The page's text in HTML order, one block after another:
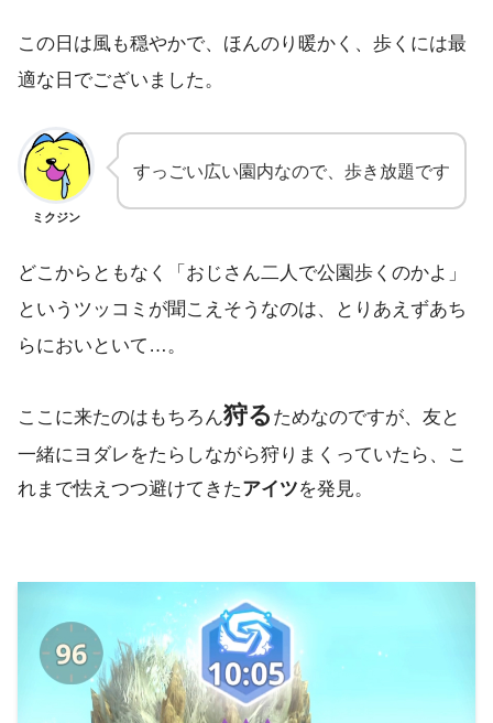
この日は風も穏やかで、ほんのり暖かく、歩くには最
適な日でございました。
ミクジン
すっごい広い園内なので、歩き放題です
どこからともなく「おじさん二人で公園歩くのかよ」
というツッコミが聞こえそうなのは、とりあえずあち
らにおいといて…。
ここに来たのはもちろん狩る ためなのですが、友と
一緒にヨダレをたらしながら狩りまくっていたら、こ
れまで怯えつつ避けてきたアイツを発見。